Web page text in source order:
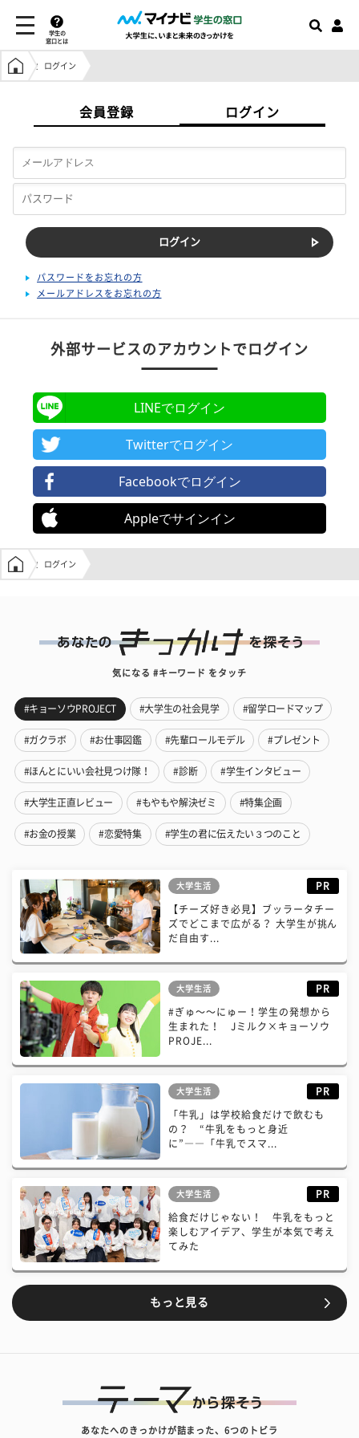
学生の
窓口とは
学生の窓口トップ
ログイン
会員登録 ログイン
パスワードをお忘れの方
メールアドレスをお忘れの方
外部サービスのアカウントでログイン
LINEでログイン
Twitterでログイン
Facebookでログイン
Appleでサインイン
学生の窓口トップ
ログイン
気になる #キーワード をタッチ
#キョーソウPROJECT #大学生の社会見学 #留学ロードマップ
#ガクラボ #お仕事図鑑 #先輩ロールモデル #プレゼント
#ほんとにいい会社見つけ隊！ #診断 #学生インタビュー
#大学生正直レビュー #もやもや解決ゼミ #特集企画
#お金の授業 #恋愛特集 #学生の君に伝えたい３つのこと
大学生活 PR
【チーズ好き必見】ブッラータチー
ズでどこまで広がる？ 大学生が挑ん
だ自由す...
大学生活 PR
#ぎゅ〜〜にゅー！学生の発想から
生まれた！ Jミルク×キョーソウ
PROJE...
大学生活 PR
「牛乳」は学校給食だけで飲むも
の？ “牛乳をもっと身近
に”――「牛乳でスマ...
大学生活 PR
給食だけじゃない！ 牛乳をもっと
楽しむアイデア、学生が本気で考え
てみた
もっと見る
あなたへのきっかけが詰まった、6つのトビラ